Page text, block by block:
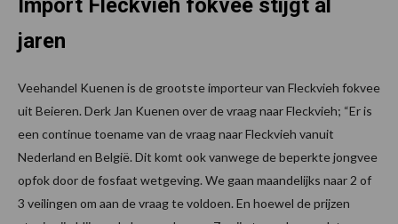
Import Fleckvieh fokvee stijgt al
jaren
Veehandel Kuenen is de grootste importeur van Fleckvieh fokvee
uit Beieren. Derk Jan Kuenen over de vraag naar Fleckvieh; “Er is
een continue toename van de vraag naar Fleckvieh vanuit
Nederland en België. Dit komt ook vanwege de beperkte jongvee
opfok door de fosfaat wetgeving. We gaan maandelijks naar 2 of
3 veilingen om aan de vraag te voldoen. En hoewel de prijzen